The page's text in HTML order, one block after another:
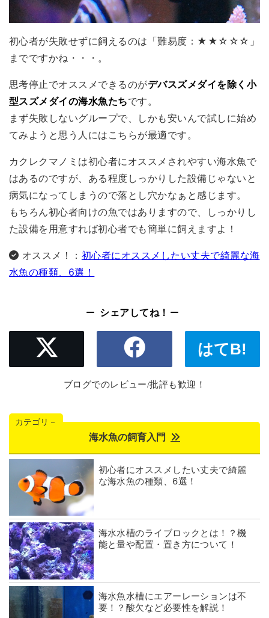
初心者が失敗せずに飼えるのは「難易度：★★☆☆☆」
までですかね・・・。
思考停止でオススメできるのがデバスズメダイを除く小
型スズメダイの海水魚たちです。
まず失敗しないグループで、しかも安いんで試しに始め
てみようと思う人にはこちらが最適です。
カクレクマノミは初心者にオススメされやすい海水魚で
はあるのですが、ある程度しっかりした設備じゃないと
病気になってしまうので落とし穴かなぁと感じます。
もちろん初心者向けの魚ではありますので、しっかりし
た設備を用意すれば初心者でも簡単に飼えますよ！
オススメ！： 初心者にオススメしたい丈夫で綺麗な海
水魚の種類、6選！
シェアしてね！
はてB!
ブログでのレビュー/批評も歓迎！
カテゴリ－
海水魚の飼育入門
初心者にオススメしたい丈夫で綺麗
な海水魚の種類、6選！
海水水槽のライブロックとは！？機
能と量や配置・置き方について！
海水魚水槽にエアーレーションは不
要！？酸欠など必要性を解説！